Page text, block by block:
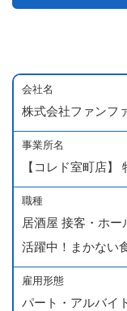
会社名
株式会社ファンフ
事業所名
【コレド室町店
職種
居酒屋 接客・ホ
活躍中！まかない
雇用形態
パート・アルバイ